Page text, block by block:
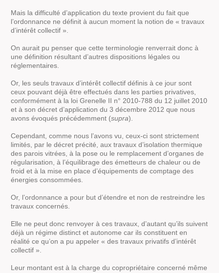
Mais la difficulté d’application du texte provient du fait que
l’ordonnance ne définit à aucun moment la notion de « travaux
d’intérêt collectif ».
On aurait pu penser que cette terminologie renverrait donc à
une définition résultant d’autres dispositions légales ou
réglementaires.
Or, les seuls travaux d’intérêt collectif définis à ce jour sont
ceux pouvant déjà être effectués dans les parties privatives,
conformément à la loi Grenelle II n° 2010-788 du 12 juillet 2010
et à son décret d’application du 3 décembre 2012 que nous
avons évoqués précédemment (supra).
Cependant, comme nous l’avons vu, ceux-ci sont strictement
limités, par le décret précité, aux travaux d’isolation thermique
des parois vitrées, à la pose ou le remplacement d’organes de
régularisation, à l’équilibrage des émetteurs de chaleur ou de
froid et à la mise en place d’équipements de comptage des
énergies consommées.
Or, l’ordonnance a pour but d’étendre et non de restreindre les
travaux concernés.
Elle ne peut donc renvoyer à ces travaux, d’autant qu’ils suivent
déjà un régime distinct et autonome car ils constituent en
réalité ce qu’on a pu appeler « des travaux privatifs d’intérêt
collectif ».
Leur montant est à la charge du copropriétaire concerné même